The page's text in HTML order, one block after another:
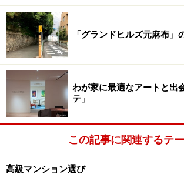
「グランドヒルズ元麻布」
わが家に最適なアートと出
テ」
この記事に関連するテ
高級マンション選び